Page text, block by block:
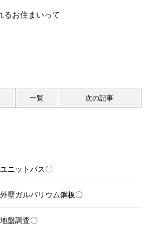
るお住まいって
一覧 次の記事
ニットバス〇
壁ガルバリウム鋼板〇
盤調査〇